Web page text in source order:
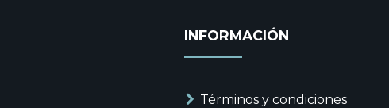
INFORMACIÓN
Términos y condiciones